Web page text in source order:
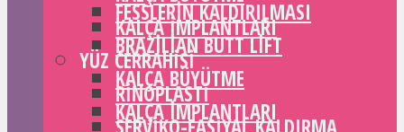
KALÇA IMPLANTLARI
YÜZ CERRAHISI
RINOPLASTI
FESSLERIN KALDIRILMASI
BRAZILIAN BUTT LIFT
KALÇA BÜYÜTME
KALÇA IMPLANTLARI